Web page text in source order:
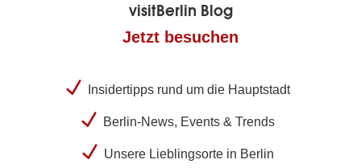
visitBerlin Blog
Jetzt besuchen
Insidertipps rund um die Hauptstadt
Berlin-News, Events & Trends
Unsere Lieblingsorte in Berlin